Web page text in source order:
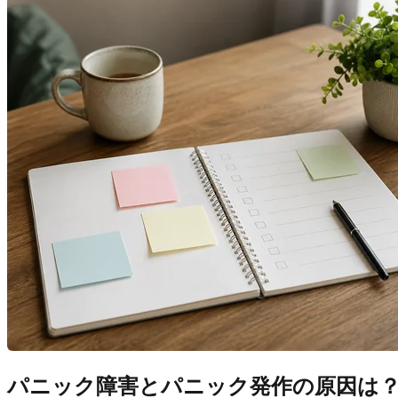
パニック障害とパニック発作の原因は